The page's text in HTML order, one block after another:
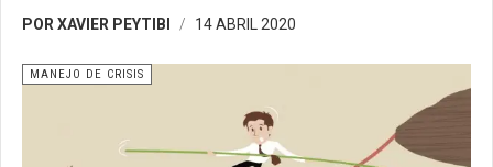
POR XAVIER PEYTIBI 14 ABRIL 2020
MANEJO DE CRISIS